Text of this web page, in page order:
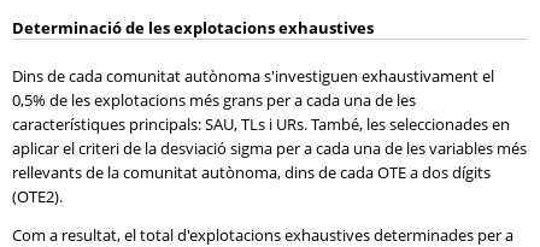
Determinació de les explotacions exhaustives
Dins de cada comunitat autònoma s'investiguen exhaustivament el
0,5% de les explotacions més grans per a cada una de les
característiques principals: SAU, TLs i URs. També, les seleccionades en
aplicar el criteri de la desviació sigma per a cada una de les variables més
rellevants de la comunitat autònoma, dins de cada OTE a dos dígits
(OTE2).
Com a resultat, el total d'explotacions exhaustives determinades per a